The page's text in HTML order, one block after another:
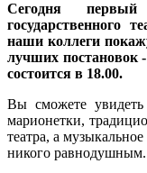
Сегодня первый
государственного
наши коллеги
лучших постановок
состоится в 18.00.
Вы сможете
марионетки,
театра, а
никого равнодушным.